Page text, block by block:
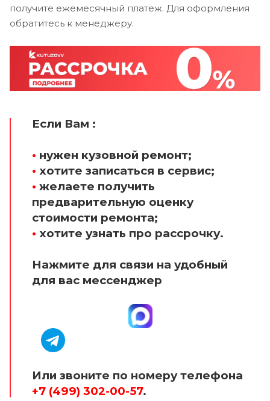
получите ежемесячный платеж. Для оформления
обратитесь к менеджеру.
Если Вам :
• нужен кузовной ремонт;
• хотите записаться в сервис;
• желаете получить
предварительную оценку
стоимости ремонта;
• хотите узнать про рассрочку.
Нажмите для связи на удобный
для вас мессенджер
Или звоните по номеру телефона
+7 (499) 302-00-57.